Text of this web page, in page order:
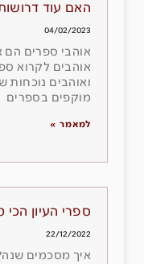
האם עוד
04/02/2023
אוהבי ספרים הם
אוהבים לקרוא
ואוהבים נוכחות
מוקפים בספרים
למאמר »
ספרי העיון הכי
22/12/2022
איך מסכמים